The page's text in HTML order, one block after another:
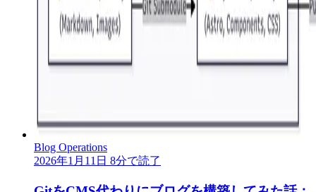
Blog Operations
2026年1月11日 8分で読了